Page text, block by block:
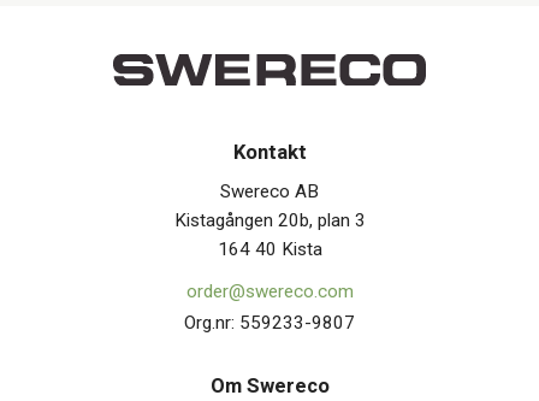
Kontakt
Swereco AB
Kistagången 20b, plan 3
164 40 Kista
order@swereco.com
Org.nr: 559233-9807
Om Swereco